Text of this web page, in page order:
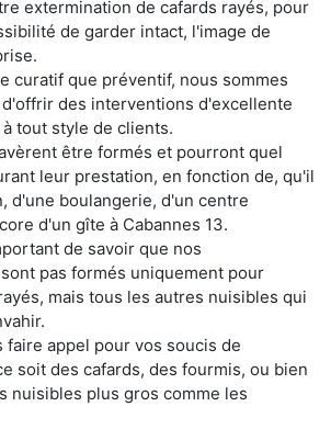
extermination de cafards rayés, pour
de garder intact, l'image de
curatif que préventif, nous sommes
des interventions d'excellente
tout style de clients.
être formés et pourront quel
leur prestation, en fonction de, qu'il
d'une boulangerie, d'un centre
d'un gîte à Cabannes 13.
de savoir que nos
pas formés uniquement pour
mais tous les autres nuisibles qui
faire appel pour vos soucis de
soit des cafards, des fourmis, ou bien
nuisibles plus gros comme les